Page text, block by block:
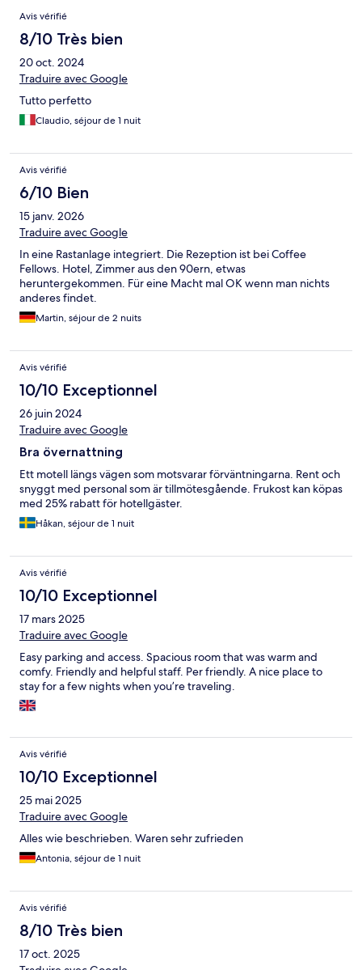
Avis vérifié
8/10 Très bien
20 oct. 2024
Traduire avec Google
Tutto perfetto
Claudio, séjour de 1 nuit
Avis vérifié
6/10 Bien
15 janv. 2026
Traduire avec Google
In eine Rastanlage integriert. Die Rezeption ist bei Coffee
Fellows. Hotel, Zimmer aus den 90ern, etwas
heruntergekommen. Für eine Macht mal OK wenn man nichts
anderes findet.
Martin, séjour de 2 nuits
Avis vérifié
10/10 Exceptionnel
26 juin 2024
Traduire avec Google
Bra övernattning
Ett motell längs vägen som motsvarar förväntningarna. Rent och
snyggt med personal som är tillmötesgående. Frukost kan köpas
med 25% rabatt för hotellgäster.
Håkan, séjour de 1 nuit
Avis vérifié
10/10 Exceptionnel
17 mars 2025
Traduire avec Google
Easy parking and access. Spacious room that was warm and
comfy. Friendly and helpful staff. Per friendly. A nice place to
stay for a few nights when you’re traveling.
Avis vérifié
10/10 Exceptionnel
25 mai 2025
Traduire avec Google
Alles wie beschrieben. Waren sehr zufrieden
Antonia, séjour de 1 nuit
Avis vérifié
8/10 Très bien
17 oct. 2025